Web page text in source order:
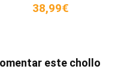
38,99€
este chollo